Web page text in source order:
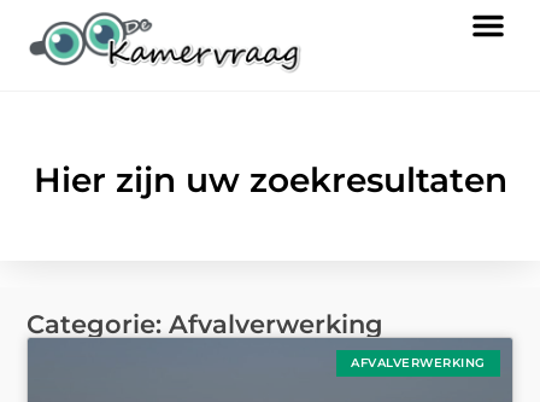
Hier zijn uw zoekresultaten
Categorie: Afvalverwerking
AFVALVERWERKING